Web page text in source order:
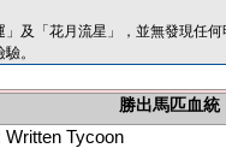
及「花月流星」，並無發現任
。
勝出馬匹血統
Written Tycoon